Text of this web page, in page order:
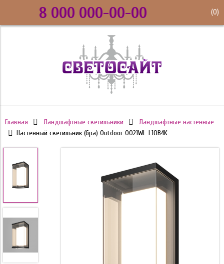
8 000 000-00-00 (0)
Главная Ландшафтные светильники
Ландшафтные настенные
Настенный светильник (бра) Outdoor O021WL-L10B4K